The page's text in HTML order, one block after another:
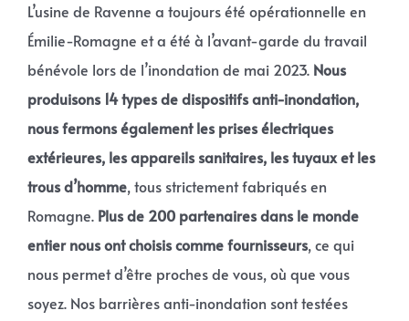
L’usine de Ravenne a toujours été opérationnelle en
Émilie-Romagne et a été à l’avant-garde du travail
bénévole lors de l’inondation de mai 2023. Nous
produisons 14 types de dispositifs anti-inondation,
nous fermons également les prises électriques
extérieures, les appareils sanitaires, les tuyaux et les
trous d’homme, tous strictement fabriqués en
Romagne. Plus de 200 partenaires dans le monde
entier nous ont choisis comme fournisseurs, ce qui
nous permet d’être proches de vous, où que vous
soyez. Nos barrières anti-inondation sont testées